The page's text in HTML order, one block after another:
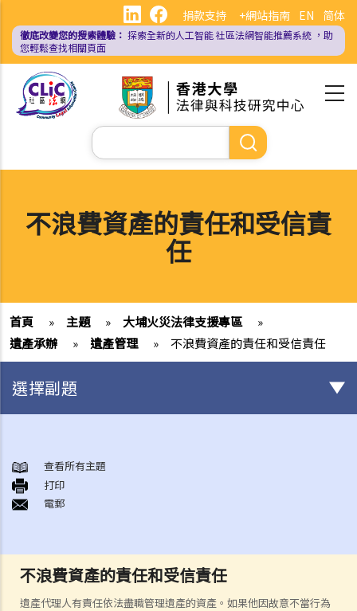
內
EN 简体
捐款支持 +網站指南
徹底改變您的搜索體驗： 探索全新的人工智能社區法網智能推薦系統 ，助
您輕鬆查找相關頁面
Search
不浪費資產的責任和受信責
任
首頁 » 主題 » 大埔火災法律支援專區
»
遺產承辦
» 遺產管理 » 不浪費資產的責任和受信責任
不浪費資產的責任和受信責任
遺產代理人有責任依法盡職管理遺產的資產。如果他因故意不當行為
選擇副題
A. 火葬
B. 骨灰安置所（靈灰安置所）
C. 土葬
E. 骨灰撒海
F. 遺體／骨殖／骨灰出入香港
人身傷亡
查看所有主題
打印
電郵